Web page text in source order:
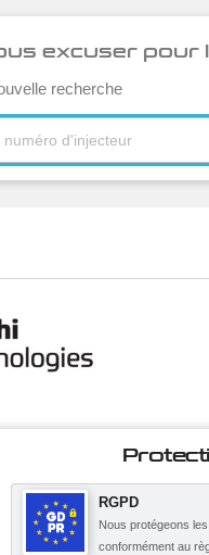
excuser pour
recherche
RGPD
Nous protégeons
conformément au